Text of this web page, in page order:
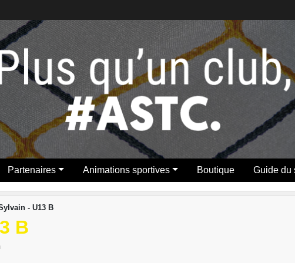
Partenaires Animations sportives Boutique Guide du
- U13 B
B